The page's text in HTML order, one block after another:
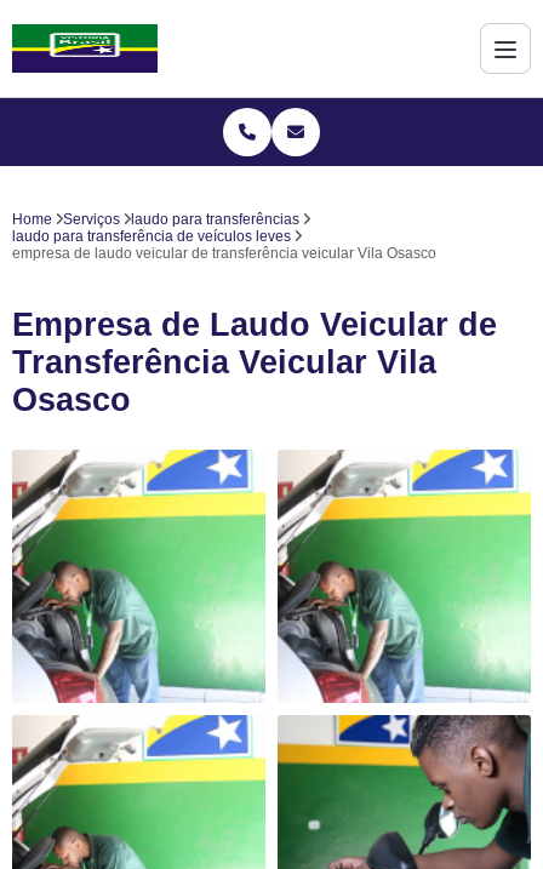
Home Serviços
laudo para transferências
laudo para transferência de veículos leves
empresa de laudo veicular de transferência veicular Vila Osasco
Empresa de Laudo Veicular de
Transferência Veicular Vila
Osasco